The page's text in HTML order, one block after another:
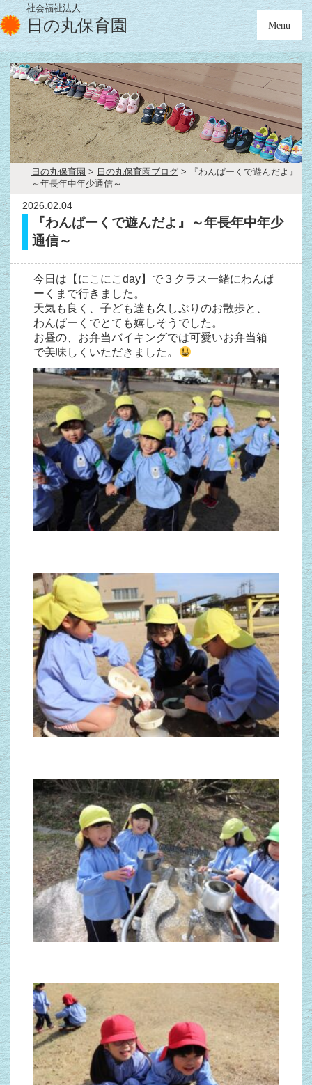
社会福祉法人
日の丸保育園 Menu
日の丸保育園 > 日の丸保育園ブログ >
『わんぱーくで遊んだよ』
～年長年中年少通信～
2026.02.04
『わんぱーくで遊んだよ』～年長年中年少
通信～
今日は【にこにこday】で３クラス一緒にわんぱ
ーくまで行きました。
天気も良く、子ども達も久しぶりのお散歩と、
わんぱーくでとても嬉しそうでした。
お昼の、お弁当バイキングでは可愛いお弁当箱
で美味しくいただきました。